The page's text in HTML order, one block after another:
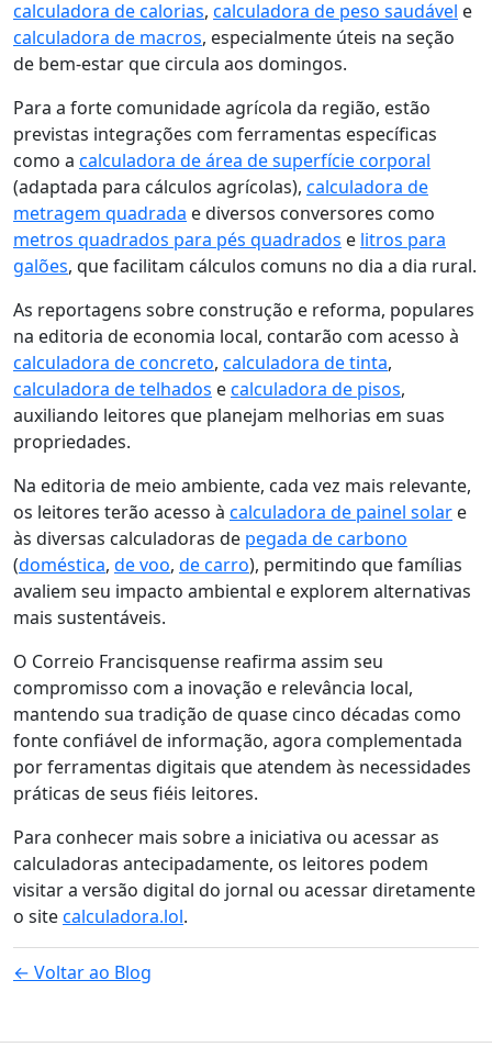
calculadora de calorias, calculadora de peso saudável e
calculadora de macros, especialmente úteis na seção
de bem-estar que circula aos domingos.
Para a forte comunidade agrícola da região, estão
previstas integrações com ferramentas específicas
como a calculadora de área de superfície corporal
(adaptada para cálculos agrícolas), calculadora de
metragem quadrada e diversos conversores como
metros quadrados para pés quadrados e litros para
galões, que facilitam cálculos comuns no dia a dia rural.
As reportagens sobre construção e reforma, populares
na editoria de economia local, contarão com acesso à
calculadora de concreto, calculadora de tinta,
calculadora de telhados ecalculadora de pisos,
auxiliando leitores que planejam melhorias em suas
propriedades.
Na editoria de meio ambiente, cada vez mais relevante,
os leitores terão acesso à calculadora de painel solar e
às diversas calculadoras de pegada de carbono
(doméstica, de voo, de carro), permitindo que famílias
avaliem seu impacto ambiental e explorem alternativas
mais sustentáveis.
O Correio Francisquense reafirma assim seu
compromisso com a inovação e relevância local,
mantendo sua tradição de quase cinco décadas como
fonte confiável de informação, agora complementada
por ferramentas digitais que atendem às necessidades
práticas de seus fiéis leitores.
Para conhecer mais sobre a iniciativa ou acessar as
calculadoras antecipadamente, os leitores podem
visitar a versão digital do jornal ou acessar diretamente
o sitecalculadora.lol.
← Voltar ao Blog